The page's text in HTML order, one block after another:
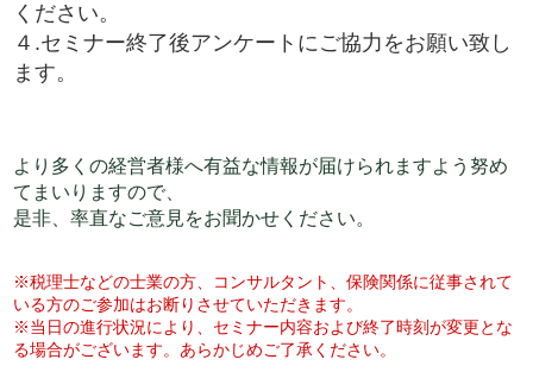
ください。
４.セミナー終了後アンケートにご協力をお願い致し
ます。
より多くの経営者様へ有益な情報が届けられますよう努め
てまいりますので、
是非、率直なご意見をお聞かせください。
※税理士などの士業の方、コンサルタント、保険関係に従事されて
いる方のご参加はお断りさせていただきます。
※当日の進行状況により、セミナー内容および終了時刻が変更とな
る場合がございます。あらかじめご了承ください。